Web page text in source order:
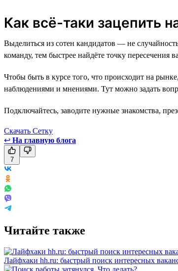
Как всё-таки зацепить
Выделиться из сотен кандидатов — не
команду, тем быстрее найдёте точку пересечения
Чтобы быть в курсе того, что происходит на
наблюдениями и мнениями. Тут можно задать
Подключайтесь, заводите нужные знакомства,
Скачать Сетку
↩ На главную блога
7
Читайте также
Лайфхаки hh.ru: быстрый поиск интересных